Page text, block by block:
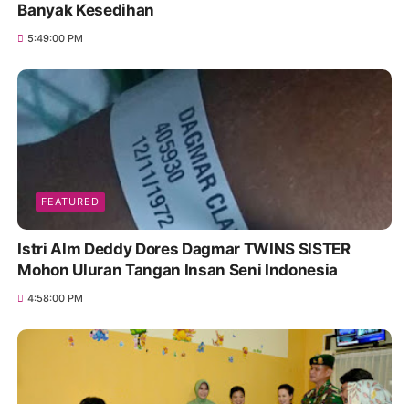
Banyak Kesedihan
5:49:00 PM
FEATURED
Istri Alm Deddy Dores Dagmar TWINS SISTER
Mohon Uluran Tangan Insan Seni Indonesia
4:58:00 PM